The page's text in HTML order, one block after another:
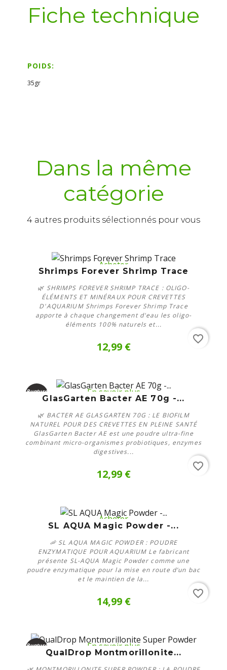
Fiche technique
POIDS:
35gr
Dans la même
catégorie
4 autres produits sélectionnés pour vous
Acheter
Shrimps Forever Shrimp Trace
🌿 SHRIMPS FOREVER SHRIMP TRACE : OLIGO-
ÉLÉMENTS ET MINÉRAUX POUR CREVETTES
D'AQUARIUM Shrimps Forever Shrimp Trace
apporte à chaque changement d'eau les oligo-
éléments 100% naturels et...
12,99 €
favorite_border
En savoir plus
Rupture
de stockGlasGarten Bacter AE 70g -...
🌿 BACTER AE GLASGARTEN 70G : LE BIOFILM
NATUREL POUR DES CREVETTES EN PLEINE SANTÉ
GlasGarten Bacter AE est une poudre ultra-fine
combinant micro-organismes probiotiques, enzymes
digestives...
12,99 €
favorite_border
Acheter
SL AQUA Magic Powder -...
🦐 SL AQUA MAGIC POWDER : POUDRE
ENZYMATIQUE POUR AQUARIUM Le fabricant
présente SL-AQUA Magic Powder comme une
poudre enzymatique pour la mise en route d’un bac
et le maintien de la...
14,99 €
favorite_border
En savoir plus
Rupture
de stockQualDrop Montmorillonite...